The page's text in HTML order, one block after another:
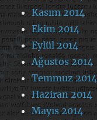
Kasım 2014
Ekim 2014
Eylül 2014
Ağustos 2014
Temmuz 2014
Haziran 2014
Mayıs 2014